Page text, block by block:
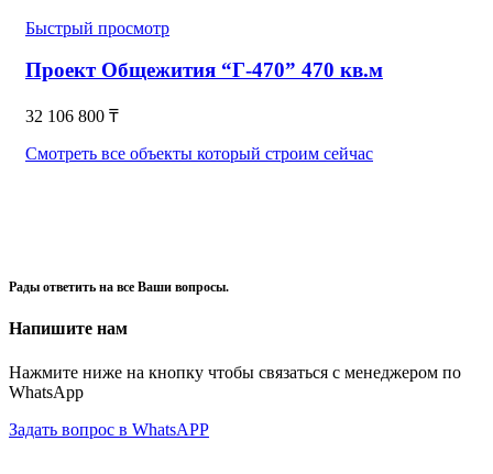
Быстрый просмотр
Проект Общежития “Г-470” 470 кв.м
32 106 800 ₸
Смотреть все объекты который строим сейчас
Рады ответить на все Ваши вопросы.
Напишите нам
Нажмите ниже на кнопку чтобы связаться с менеджером по
WhatsApp
Задать вопрос в WhatsAPP